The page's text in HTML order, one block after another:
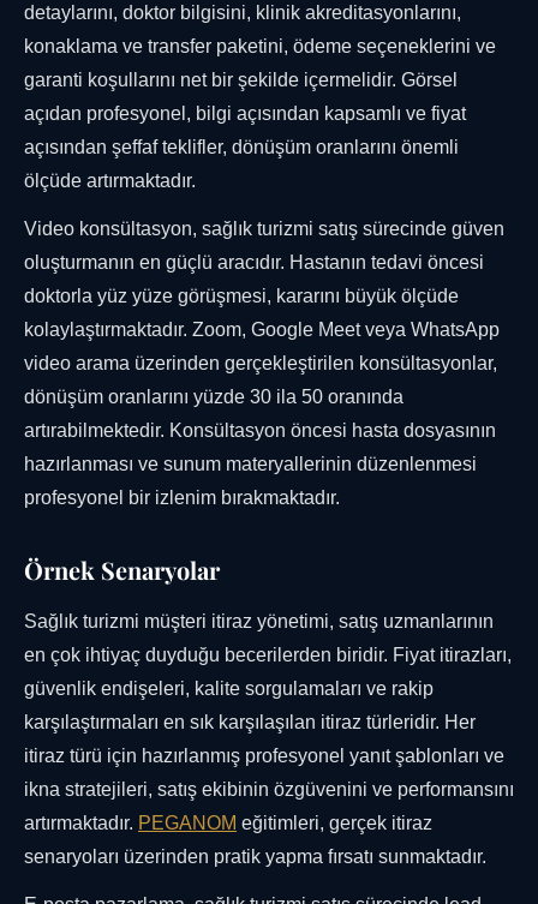
detaylarını, doktor bilgisini, klinik akreditasyonlarını,
konaklama ve transfer paketini, ödeme seçeneklerini ve
garanti koşullarını net bir şekilde içermelidir. Görsel
açıdan profesyonel, bilgi açısından kapsamlı ve fiyat
açısından şeffaf teklifler, dönüşüm oranlarını önemli
ölçüde artırmaktadır.
Video konsültasyon, sağlık turizmi satış sürecinde güven
oluşturmanın en güçlü aracıdır. Hastanın tedavi öncesi
doktorla yüz yüze görüşmesi, kararını büyük ölçüde
kolaylaştırmaktadır. Zoom, Google Meet veya WhatsApp
video arama üzerinden gerçekleştirilen konsültasyonlar,
dönüşüm oranlarını yüzde 30 ila 50 oranında
artırabilmektedir. Konsültasyon öncesi hasta dosyasının
hazırlanması ve sunum materyallerinin düzenlenmesi
profesyonel bir izlenim bırakmaktadır.
Örnek Senaryolar
Sağlık turizmi müşteri itiraz yönetimi, satış uzmanlarının
en çok ihtiyaç duyduğu becerilerden biridir. Fiyat itirazları,
güvenlik endişeleri, kalite sorgulamaları ve rakip
karşılaştırmaları en sık karşılaşılan itiraz türleridir. Her
itiraz türü için hazırlanmış profesyonel yanıt şablonları ve
ikna stratejileri, satış ekibinin özgüvenini ve performansını
artırmaktadır. PEGANOM eğitimleri, gerçek itiraz
senaryoları üzerinden pratik yapma fırsatı sunmaktadır.